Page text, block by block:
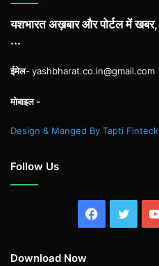
यशभारत अख़बार और पोर्टल में खबर,
...
ईमेल-yashbharat.co.in@gmail.com
मोबाइल -
Design & Manged By Tapti Finteck
Follow Us
Facebook
Download Now